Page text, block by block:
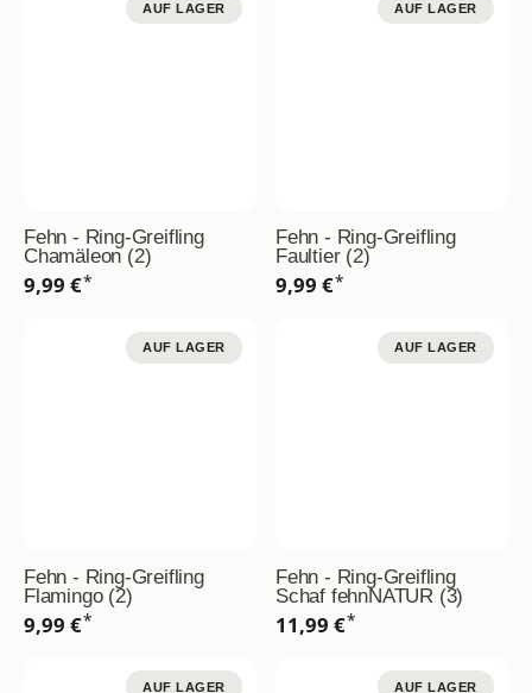
AUF LAGER
Fehn - Ring-Greifling
Chamäleon (2)
9,99 €*
AUF LAGER
Fehn - Ring-Greifling
Faultier (2)
9,99 €*
AUF LAGER
Fehn - Ring-Greifling
Flamingo (2)
9,99 €*
AUF LAGER
Fehn - Ring-Greifling
Schaf fehnNATUR (3)
11,99 €*
AUF LAGER AUF LAGER